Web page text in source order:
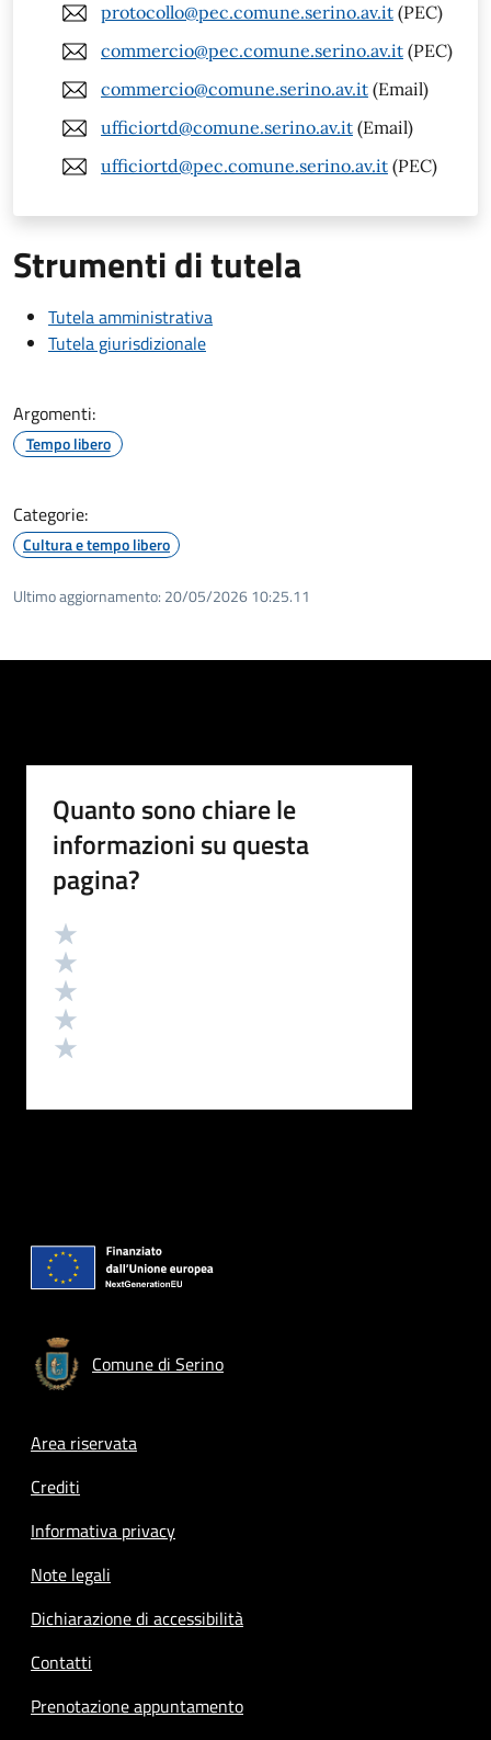
protocollo@pec.comune.serino.av.it (PEC)
commercio@pec.comune.serino.av.it (PEC)
commercio@comune.serino.av.it (Email)
ufficiortd@comune.serino.av.it (Email)
ufficiortd@pec.comune.serino.av.it (PEC)
Strumenti di tutela
Tutela amministrativa
Tutela giurisdizionale
Argomenti:
Tempo libero
Categorie:
Cultura e tempo libero
Ultimo aggiornamento: 20/05/2026 10:25.11
Quanto sono chiare le
informazioni su questa
pagina?
Valutazione
Comune di Serino
Footer menu
Area riservata
Crediti
Informativa privacy
Note legali
Dichiarazione di accessibilità
Contatti
Prenotazione appuntamento